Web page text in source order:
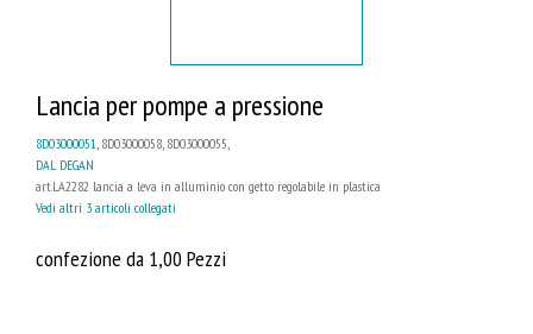
Lancia per pompe a pressione
8D03000051, 8D03000058, 8D03000055,
DAL DEGAN
art.LA2282 lancia a leva in alluminio con getto regolabile in plastica
Vedi altri 3 articoli collegati
confezione da 1,00 Pezzi